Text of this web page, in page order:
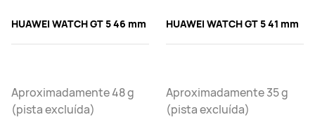
HUAWEI WATCH GT 5 46 mm
Aproximadamente 48 g
(pista excluída)
HUAWEI WATCH GT 5 41 mm
Aproximadamente 35 g
(pista excluída)